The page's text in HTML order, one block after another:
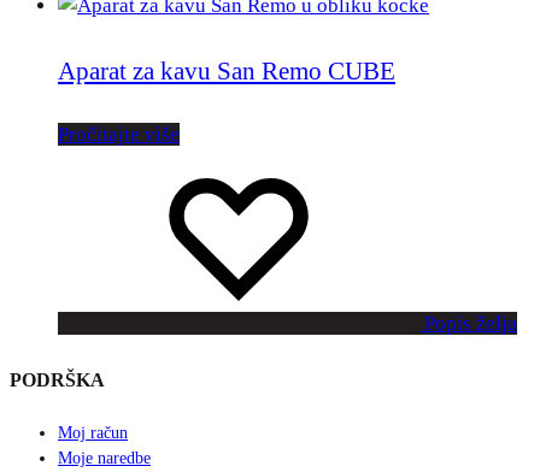
Aparat za kavu San Remo CUBE
Pročitajte više
Popis želja
PODRŠKA
Moj račun
Moje naredbe